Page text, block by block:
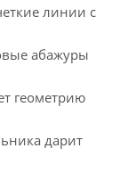
линии с
абажуры
геометрию
дарит